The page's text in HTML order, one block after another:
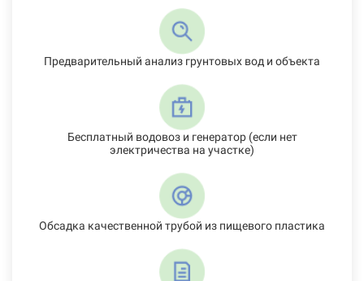
Предварительный анализ грунтовых вод и объекта
Бесплатный водовоз и генератор (если нет
электричества на участке)
Обсадка качественной трубой из пищевого пластика